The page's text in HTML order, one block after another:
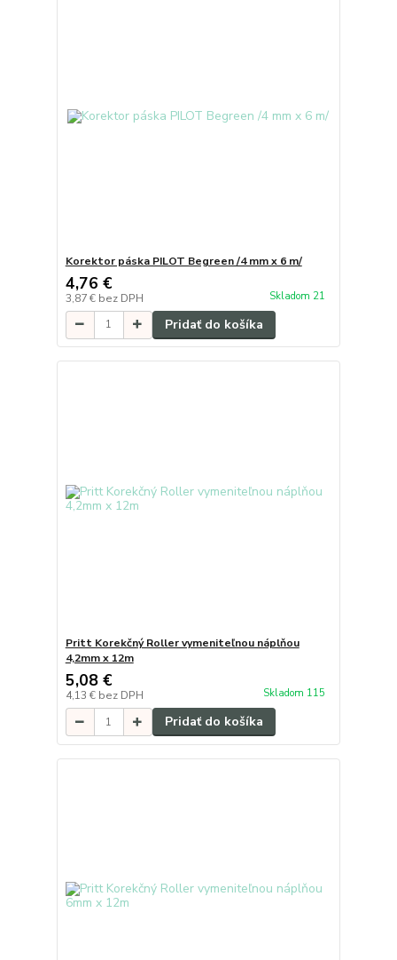
Korektor páska PILOT Begreen /4 mm x 6 m/
4,76 €
3,87 € bez DPH Skladom 21
Pridať do košíka
Pritt Korekčný Roller vymeniteľnou náplňou
4,2mm x 12m
5,08 €
4,13 € bez DPH Skladom 115
Pridať do košíka